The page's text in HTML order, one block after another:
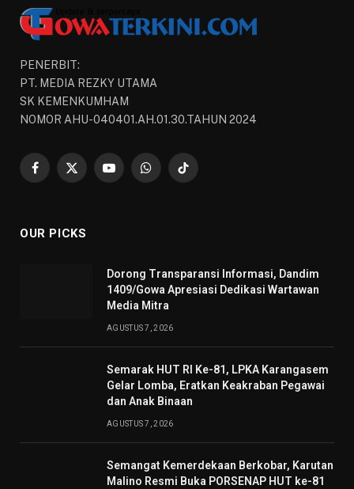
PENERBIT:
PT. MEDIA REZKY UTAMA
SK KEMENKUMHAM
NOMOR AHU-040401.AH.01.30.TAHUN 2024
Facebook
X
YouTubeWhatsAppTikTok
OUR PICKS
Dorong Transparansi Informasi, Dandim
1409/Gowa Apresiasi Dedikasi Wartawan
Media Mitra
AGUSTUS 7, 2026
Semarak HUT RI Ke-81, LPKA Karangasem
Gelar Lomba, Eratkan Keakraban Pegawai
dan Anak Binaan
AGUSTUS 7, 2026
Semangat Kemerdekaan Berkobar, Karutan
Malino Resmi Buka PORSENAP HUT ke-81